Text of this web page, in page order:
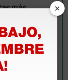
más
que ya
×